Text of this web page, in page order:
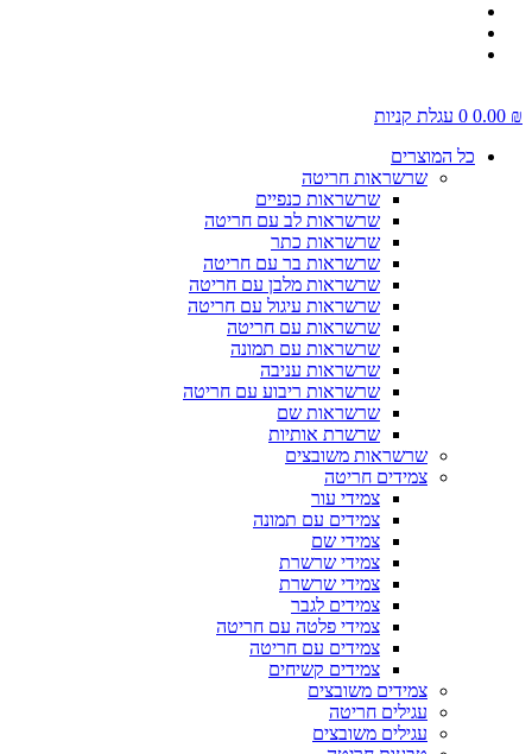
0.00 ₪
0 עגלת קניות
כל המוצרים
שרשראות חריטה
שרשראות כנפיים
שרשראות לב עם חריטה
שרשראות כתר
שרשראות בר עם חריטה
שרשראות מלבן עם חריטה
שרשראות עיגול עם חריטה
שרשראות עם חריטה
שרשראות עם תמונה
שרשראות עניבה
שרשראות ריבוע עם חריטה
שרשראות שם
שרשרת אותיות
שרשראות משובצים
צמידים חריטה
צמידי עור
צמידים עם תמונה
צמידי שם
צמידי שרשרת
צמידי שרשרת
צמידים לגבר
צמידי פלטה עם חריטה
צמידים עם חריטה
צמידים קשיחים
צמידים משובצים
עגילים חריטה
עגילים משובצים